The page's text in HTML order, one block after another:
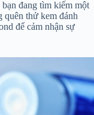
đang tìm kiếm một
quên thử kem đánh
để cảm nhận sự